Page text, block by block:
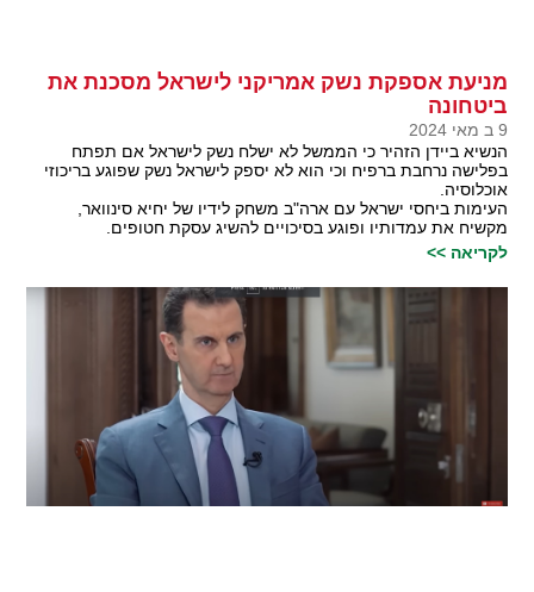
מניעת אספקת נשק אמריקני לישראל מסכנת את
ביטחונה
9 ב מאי 2024
הנשיא ביידן הזהיר כי הממשל לא ישלח נשק לישראל אם תפתח
בפלישה נרחבת ברפיח וכי הוא לא יספק לישראל נשק שפוגע בריכוזי
אוכלוסיה.
העימות ביחסי ישראל עם ארה"ב משחק לידיו של יחיא סינוואר,
מקשיח את עמדותיו ופוגע בסיכויים להשיג עסקת חטופים.
לקריאה >>